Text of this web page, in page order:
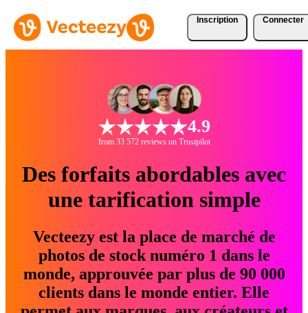
Inscription Connecter
4.9
from 33 572 reviews on Trustpilot
Des forfaits abordables avec
une tarification simple
Vecteezy est la place de marché de
photos de stock numéro 1 dans le
monde, approuvée par plus de 90 000
clients dans le monde entier. Elle